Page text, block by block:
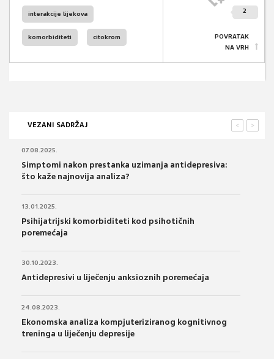
interakcije lijekova
komorbiditeti citokrom
2
POVRATAK
NA VRH
VEZANI SADRŽAJ >
<
07.08.2025.
Simptomi nakon prestanka uzimanja antidepresiva:
što kaže najnovija analiza?
13.01.2025.
Psihijatrijski komorbiditeti kod psihotičnih
poremećaja
30.10.2023.
Antidepresivi u liječenju anksioznih poremećaja
24.08.2023.
Ekonomska analiza kompjuteriziranog kognitivnog
treninga u liječenju depresije